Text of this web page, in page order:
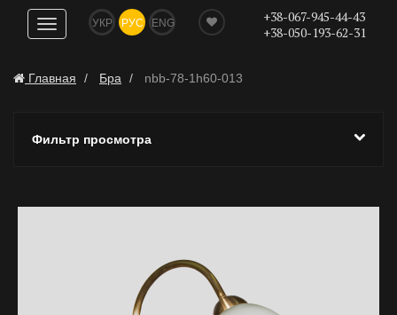
Показать
навигацию
УКР РУС ENG
+38-067-945-44-43
+38-050-193-62-31
Главная Бра nbb-78-1h60-013
Фильтр просмотра